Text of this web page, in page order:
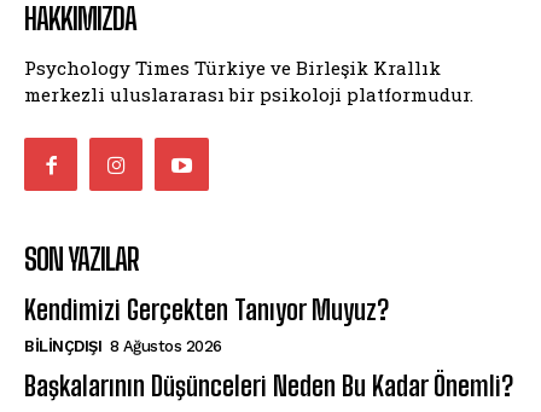
HAKKIMIZDA
Psychology Times Türkiye ve Birleşik Krallık
merkezli uluslararası bir psikoloji platformudur.
SON YAZILAR
Kendimizi Gerçekten Tanıyor Muyuz?
BILINÇDIŞI 8 Ağustos 2026
Başkalarının Düşünceleri Neden Bu Kadar Önemli?